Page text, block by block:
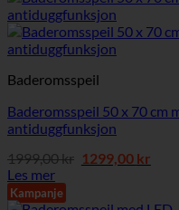
Baderomsspeil
Baderomsspeil 50 x 70 cm
antiduggfunksjon
1999,00kr Opprinnelig
pris
1999,00 kr.
1299,00 kr
pris
Les mer
Kampanje